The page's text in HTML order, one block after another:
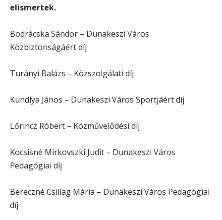
elismertek.
Bodrácska Sándor – Dunakeszi Város
Közbiztonságáért díj
Turányi Balázs – Közszolgálati díj
Kundlya János – Dunakeszi Város Sportjáért díj
Lőrincz Róbert – Közművelődési díj
Kocsisné Mirkovszki Judit – Dunakeszi Város
Pedagógiai díj
Bereczné Csillag Mária – Dunakeszi Város Pedagógiai
díj